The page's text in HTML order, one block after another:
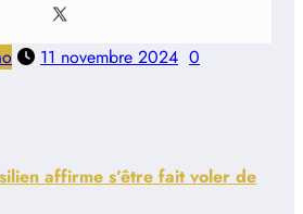
11 novembre 2024 0
affirme s’être fait voler de